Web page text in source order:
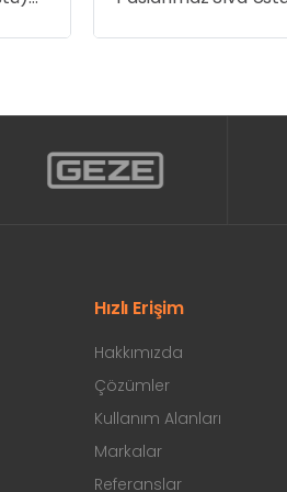
Hızlı Erişim
Hakkımızda
Çözümler
Kullanım Alanları
Markalar
Referanslar